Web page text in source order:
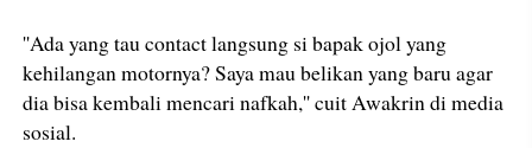
''Ada yang tau contact langsung si bapak ojol yang
kehilangan motornya? Saya mau belikan yang baru agar
dia bisa kembali mencari nafkah,'' cuit Awakrin di media
sosial.